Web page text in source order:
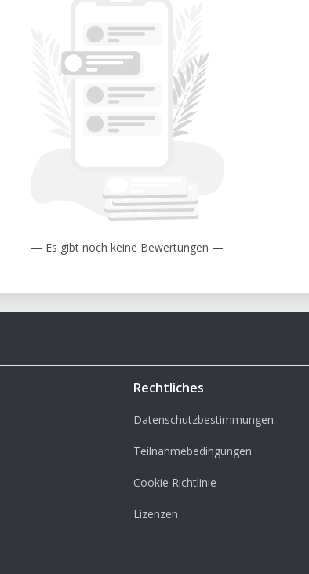
— Es gibt noch keine Bewertungen —
Rechtliches
Datenschutzbestimmungen
Teilnahmebedingungen
Cookie Richtlinie
Lizenzen